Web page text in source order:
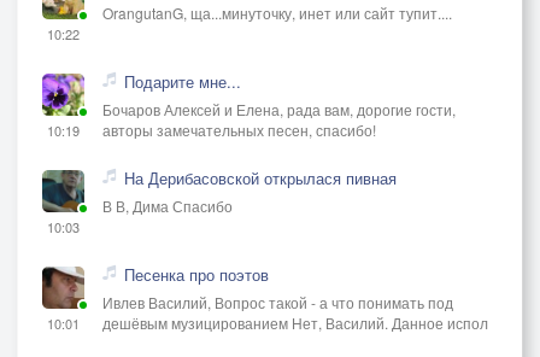
10:22
OrangutanG, ща...минуточку, инет или сайт тупит....
10:19
Подарите мне...
Бочаров Алексей и Елена, рада вам, дорогие гости,
авторы замечательных песен, спасибо!
10:03
На Дерибасовской открылася пивная
В В, Дима Спасибо
10:01
Песенка про поэтов
Ивлев Василий, Вопрос такой - а что понимать под
дешёвым музицированием Нет, Василий. Данное испол